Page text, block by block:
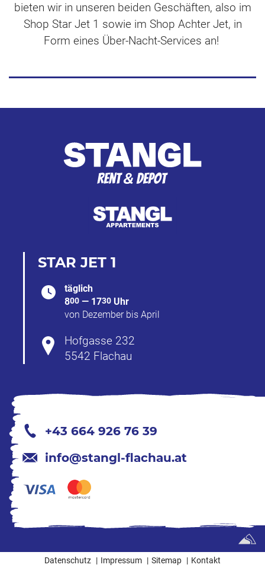
bieten wir in unseren beiden Geschäften, also im
Shop Star Jet 1 sowie im Shop Achter Jet, in
Form eines Über-Nacht-Services an!
STAR JET 1
täglich
800 — 1730 Uhr
von Dezember bis April
Hofgasse 232
5542 Flachau
+43 664 926 76 39
info@stangl-flachau.at
Datenschutz Impressum Sitemap Kontakt